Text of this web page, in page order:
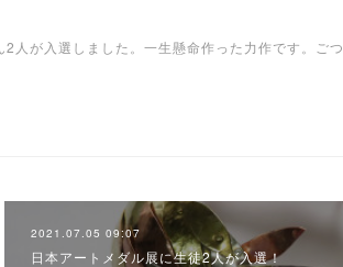
人が入選しました。一生懸命作った力作です。ごつ
2021.07.05 09:07
日本アートメダル展に生徒2人が入選！